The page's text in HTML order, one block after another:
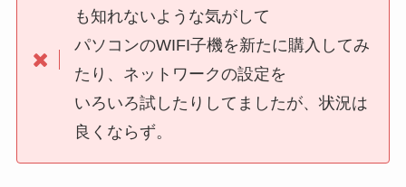
も知れないような気がして
パソコンのWIFI子機を新たに購入してみ
たり、ネットワークの設定を
いろいろ試したりしてましたが、状況は
良くならず。